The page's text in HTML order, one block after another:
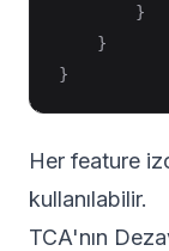
}
}
}
Her feature
kullanılabilir.
TCA'nın